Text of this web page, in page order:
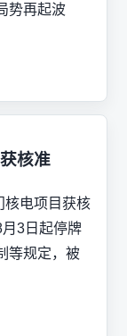
势再起波
核准
核电项目获核
3日起停牌
等规定，被